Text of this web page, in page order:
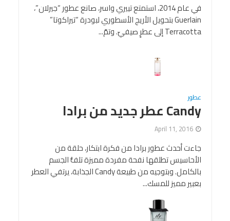
في عام 2014، استمتع تييري واسر، صانع عطور “جيرلان”،
Guerlain بتحويل الأريج الأسطوري لبودرة “تيراكوتا”
Terracotta إلى عطرٍ صيفيّ. وتمّ...
عطور
Candy عطر جديد من برادا
April 11, 2016
جاءت أحدث عطور برادا من فكرة ابتكار، حلقة من
الأحاسيس تطلقها نفحة مفردة مميزة تلفُّ الجسم
بالكامل. وبتوجيه من طبيعة Candy الجذابة، يرتفي العطر
بعبير مميز للمسك...